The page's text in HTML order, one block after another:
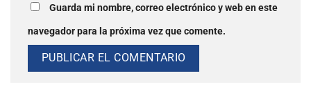
Guarda mi nombre, correo electrónico y web en este
navegador para la próxima vez que comente.